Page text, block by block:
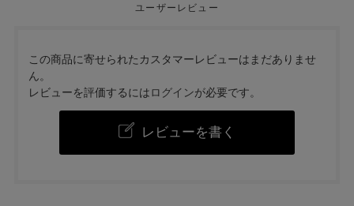
ユーザーレビュー
この商品に寄せられたカスタマーレビューはまだありませ
ん。
レビューを評価するにはログインが必要です。
レビューを書く